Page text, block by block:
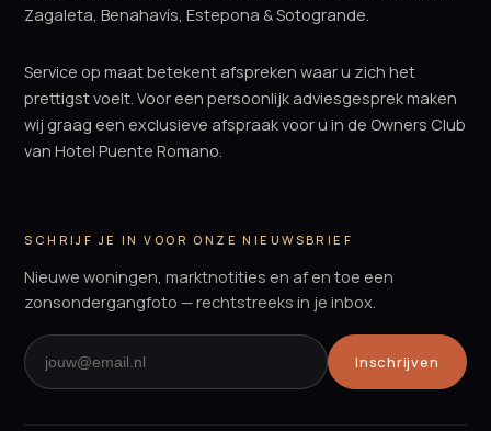
Zagaleta, Benahavís, Estepona & Sotogrande.
Service op maat betekent afspreken waar u zich het
prettigst voelt. Voor een persoonlijk adviesgesprek maken
wij graag een exclusieve afspraak voor u in de Owners Club
van Hotel Puente Romano.
SCHRIJF JE IN VOOR ONZE NIEUWSBRIEF
Nieuwe woningen, marktnotities en af en toe een
zonsondergangfoto — rechtstreeks in je inbox.
Inschrijven